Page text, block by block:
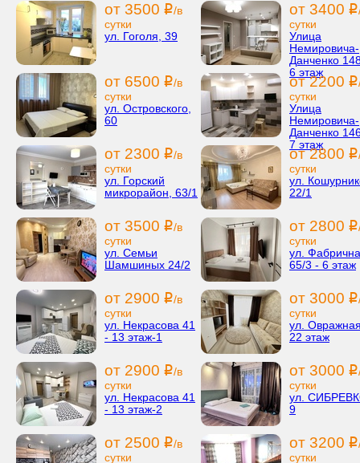
от 3500 i/в
сутки
ул. Гоголя, 39
от 3400 i
сутки
Улица
Немировича-
Данченко
6 этаж
от 6500 i/в
сутки
ул. Островского,
60
от 2200 i
сутки
Улица
Немировича-
Данченко
7 этаж
от 2300 i/в
сутки
ул. Горский
микрорайон, 63/1
от 2800 i
сутки
ул.
22/1
от 3500 i/в
сутки
ул. Семьи
Шамшиных 24/2
от 2800 i
сутки
ул.
65/3 - 6 этаж
от 2900 i/в
сутки
ул. Некрасова 41
- 13 этаж-1
от 3000 i
сутки
ул.
22 этаж
от 2900 i/в
сутки
ул. Некрасова 41
- 13 этаж-2
от 3000 i
сутки
ул.
9
от 2500 i/в
сутки
от 3200 i
сутки